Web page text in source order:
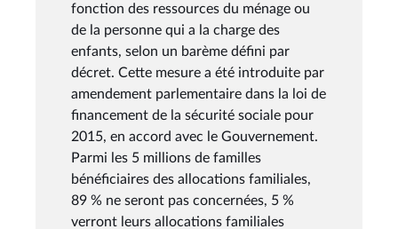
fonction des ressources du ménage ou
de la personne qui a la charge des
enfants, selon un barème défini par
décret. Cette mesure a été introduite par
amendement parlementaire dans la loi de
financement de la sécurité sociale pour
2015, en accord avec le Gouvernement.
Parmi les 5 millions de familles
bénéficiaires des allocations familiales,
89 % ne seront pas concernées, 5 %
verront leurs allocations familiales